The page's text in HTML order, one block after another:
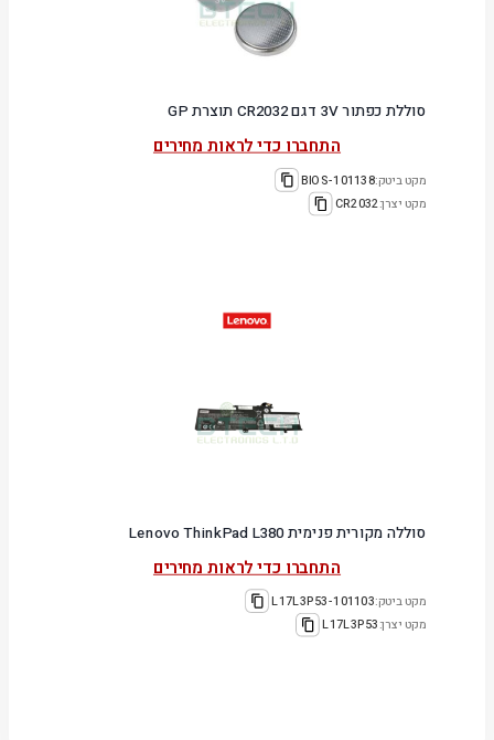
סוללת כפתור 3V דגם CR2032 תוצרת GP
התחברו כדי לראות מחירים
מקט ביטק:101138-BIOS
מקט יצרן:CR2032
סוללה מקורית פנימית Lenovo ThinkPad L380
התחברו כדי לראות מחירים
מקט ביטק:101103-L17L3P53
מקט יצרן:L17L3P53